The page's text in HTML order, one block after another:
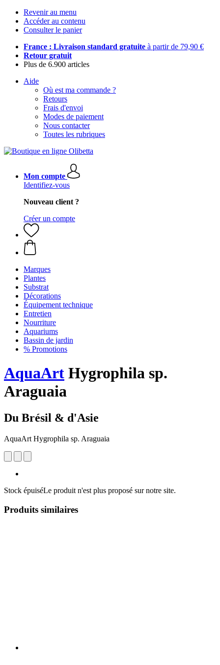
Revenir au menu
Accéder au contenu
Consulter le panier
France : Livraison standard gratuite à partir de 79,90 €
Retour gratuit
Plus de 6.900 articles
Aide
Où est ma commande ?
Retours
Frais d'envoi
Modes de paiement
Nous contacter
Toutes les rubriques
Mon compte
Identifiez-vous
Nouveau client ?
Créer un compte
Marques
Plantes
Substrat
Décorations
Équipement technique
Entretien
Nourriture
Aquariums
Bassin de jardin
% Promotions
AquaArt Hygrophila sp.
Araguaia
Du Brésil & d'Asie
AquaArt Hygrophila sp. Araguaia
Stock épuiséLe produit n'est plus proposé sur notre site.
Produits similaires